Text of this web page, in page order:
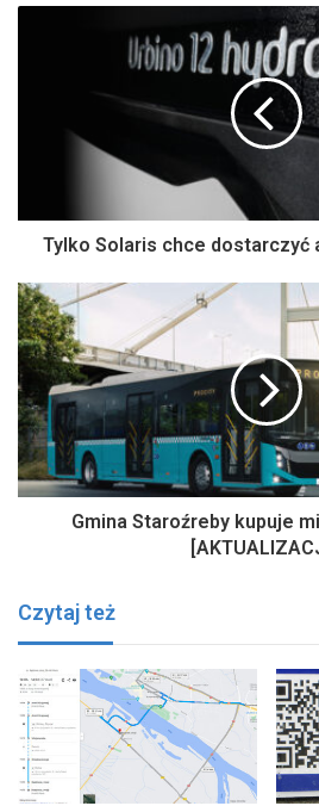
Tylko Solaris chce dostarczyć
Gmina Staroźreby kupuje
Czytaj też